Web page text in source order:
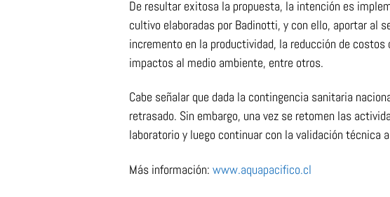
De resultar exitosa la propuesta, la intención es
cultivo elaboradas por Badinotti, y con ello, aportar al
incremento en la productividad, la reducción de
impactos al medio ambiente, entre otros.
Cabe señalar que dada la contingencia sanitaria
retrasado. Sin embargo, una vez se retomen las
laboratorio y luego continuar con la validación técnica
Más información:www.aquapacifico.cl